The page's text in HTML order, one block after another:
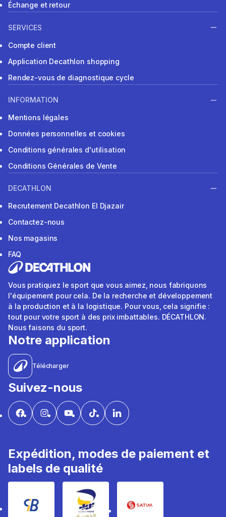
Échange et retour
SERVICES
Compte client
Application Decathlon shopping
Rendez-vous de diagnostique cycle
INFORMATION
Mentions légales
Données personnelles et cookies
Conditions générales d'utilisation
Conditions Générales de Vente
DECATHLON
Recrutement Decathlon El Djazair
Contactez-nous
Nos magasins
FAQ
Vous pratiquez le sport que vous aimez, nous fabriquons
l'équipement pour cela. De la recherche et développement
à la production et à la logistique. Pour vous, cela signifie :
tout pour votre sport à des prix imbattables. DÉCATHLON.
Nous faisons du sport.
Notre application
Télécharger
Suivez-nous
Expédition, modes de paiement et
labels de qualité